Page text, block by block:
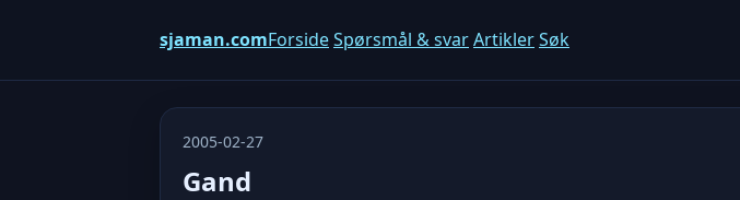
sjaman.comForsideSpørsmål & svarArtiklerSøk
2005-02-27
Gand